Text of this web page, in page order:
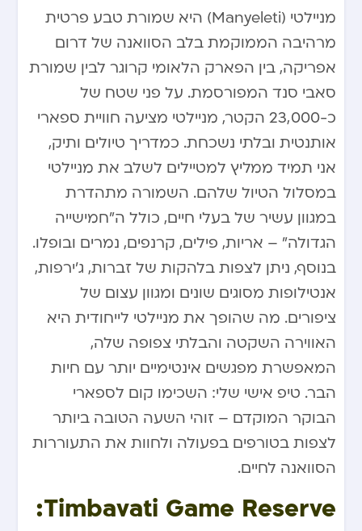
מניילטי (Manyeleti) היא שמורת טבע פרטית
מרהיבה הממוקמת בלב הסוואנה של דרום
אפריקה, בין הפארק הלאומי קרוגר לבין שמורת
סאבי סנד המפורסמת. על פני שטח של
כ-23,000 הקטר, מניילטי מציעה חוויית ספארי
אותנטית ובלתי נשכחת. כמדריך טיולים ותיק,
אני תמיד ממליץ למטיילים לשלב את מניילטי
במסלול הטיול שלהם. השמורה מתהדרת
במגוון עשיר של בעלי חיים, כולל ה”חמישייה
הגדולה” – אריות, פילים, קרנפים, נמרים ובופלו.
בנוסף, ניתן לצפות בלהקות של זברות, ג’ירפות,
אנטילופות מסוגים שונים ומגוון עצום של
ציפורים. מה שהופך את מניילטי לייחודית היא
האווירה השקטה והבלתי צפופה שלה,
המאפשרת מפגשים אינטימיים יותר עם חיות
הבר. טיפ אישי שלי: השכימו קום לספארי
הבוקר המוקדם – זוהי השעה הטובה ביותר
לצפות בטורפים בפעולה ולחוות את התעוררות
הסוואנה לחיים.
Timbavati Game Reserve: